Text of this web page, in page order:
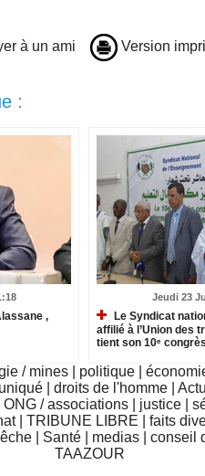
à un ami Version
:
,
Jeudi 23
Le Syndicat
affilié à l’Union des
tient son 10ᵉ
/ mines politique
|droits de l'homme |
ONG / associations justice
TRIBUNE LIBRE
faits
Santé medias |conseil
TAAZOUR